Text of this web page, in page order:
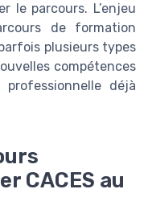
le parcours. L’enjeu
de formation
plusieurs types
compétences
déjà
CACES au